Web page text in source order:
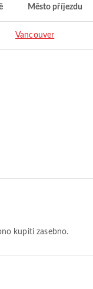
Město příjezdu
Vancouver
kupiti zasebno.